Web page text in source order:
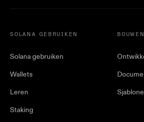
SOLANA GEBRUIKEN
Solana gebruiken
Wallets
Leren
Staking
BOUWEN